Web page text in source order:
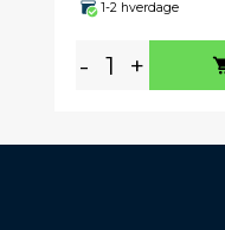
1-2 hverdage
- +